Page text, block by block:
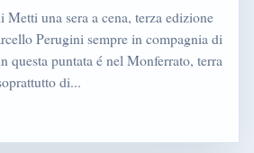
una sera a cena, terza edizione
Perugini sempre in compagnia di
questa puntata é nel Monferrato, terra
di...